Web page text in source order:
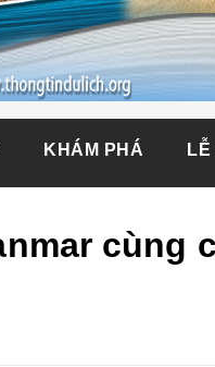
KHÁM PHÁ
cùng